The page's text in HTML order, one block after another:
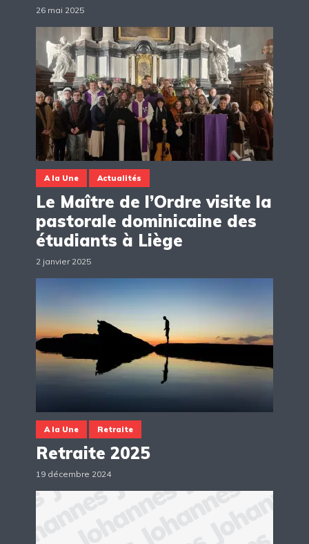
26 mai 2025
A la Une Actualités
Le Maître de l’Ordre visite la
pastorale dominicaine des
étudiants à Liège
2 janvier 2025
A la Une Retraite
Retraite 2025
19 décembre 2024